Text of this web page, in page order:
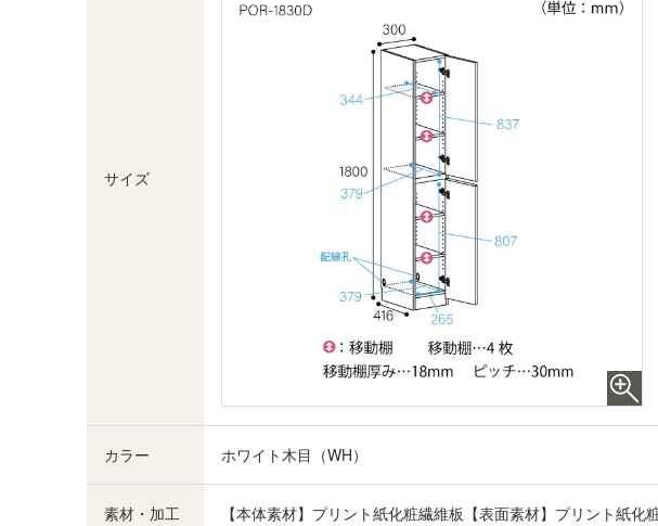
家具と壁を固定して、地震などでの前倒れをしに
くくする免震補助バンドが付属しています。※画
別売上置きの天井突っ
サイズ
カラー ホワイト木目（WH）
素材・加工 【本体素材】プリント紙化粧繊維板【表面素材】プリント紙化